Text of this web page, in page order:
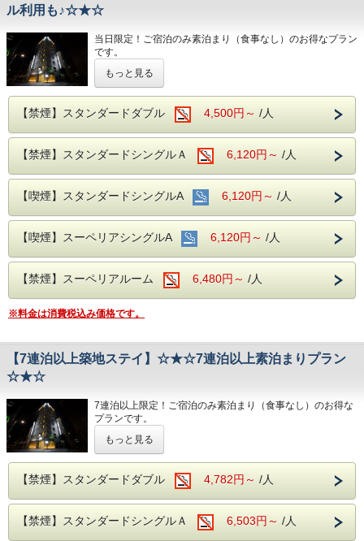
ル利用も♪☆★☆
当日限定！ご宿泊のみ素泊まり（食事なし）のお得なプラン
です。
和を意識したモダンでありながら、江戸らしい意匠とおもて
なしの心で、
しません。
〇全室 加湿空気清浄機、電気ケトル完備。
〇安心なエントランスロック（24時以降、正面玄関がロッ
クされます。宿泊者様のみご入館可能）
○ミネラルウォーター付き。
〇1階にてコインランドリー（洗剤不要）、電子レンジ、喫
煙コーナー設置。
【便利な立地・アクセス】
日比谷線 築地駅より徒歩１分。
築地駅を中心に東京周辺へのご出張、ビジネス、観光等に最
適な立地です。
最寄りのコンビニまで徒歩2分(ATM・酒・たばこ)
当ホテルには駐車場、及び提携駐車場がございません。
予めご了承ください。
いいたします。
※ご宿泊者様以外の客室への入室はお断りさせて頂いており
ます。
ご面会はロビーにてお願い申し上げます。
もっと見る
【禁煙】スタンダードダブル 4,500円～ /人
【禁煙】スタンダードシングルＡ 6,120円～ /人
【喫煙】スタンダードシングルA 6,120円～ /人
【喫煙】スーペリアシングルA 6,120円～ /人
【禁煙】スーペリアルーム 6,480円～ /人
※料金は消費税込み価格です。
【7連泊以上築地ステイ】☆★☆7連泊以上素泊まりプラン
☆★☆
7連泊以上限定！ご宿泊のみ素泊まり（食事なし）のお得な
プランです。
て頂いております。
なしの心で、
【館内ご案内】
もっと見る
【禁煙】スタンダードダブル 4,782円～ /人
【禁煙】スタンダードシングルＡ 6,503円～ /人